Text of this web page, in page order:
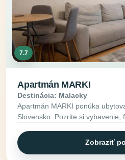
7.7
Apartmán MARKI
Destinácia: Malacky
Apartmán MARKI ponúka
Slovensko. Pozrite si vybavenie,
Zobraziť